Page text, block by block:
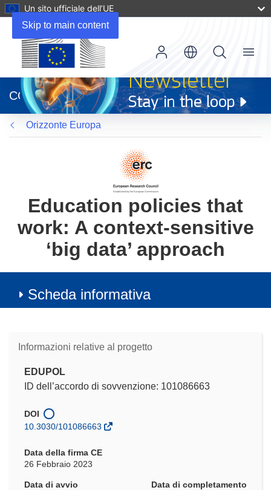
Skip to main content
Un sito ufficiale dell’UE
apre
in
una
nuova
finestra)
CORDIS
Menu
Orizzonte Europa
Education policies that
work: A context-sensitive
‘big data’ approach
Scheda informativa
Informazioni relative al progetto
EDUPOL
ID dell’accordo di sovvenzione: 101086663
DOI
10.3030/101086663
Data della firma CE
26 Febbraio 2023
Data di avvio
Data di completamento